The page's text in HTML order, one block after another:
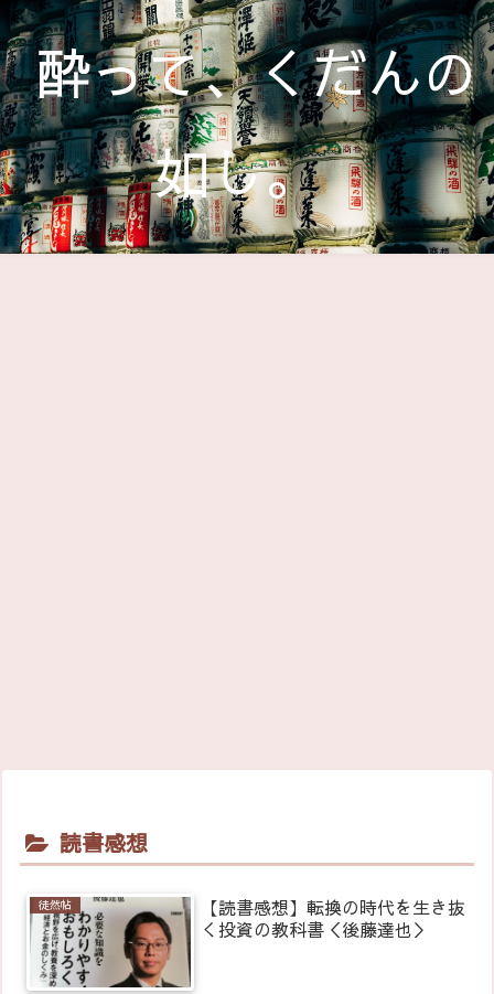
酔って、くだんの
如し。
読書感想
徒然帖
【読書感想】転換の時代を生き抜
く投資の教科書＜後藤達也＞